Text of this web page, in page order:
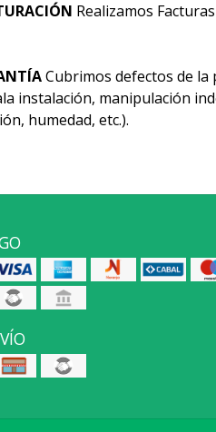
Realizamos Facturas
Cubrimos defectos de la
instalación, manipulación
humedad, etc.).